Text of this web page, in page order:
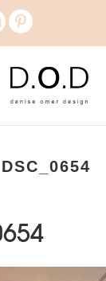
DSC_0654